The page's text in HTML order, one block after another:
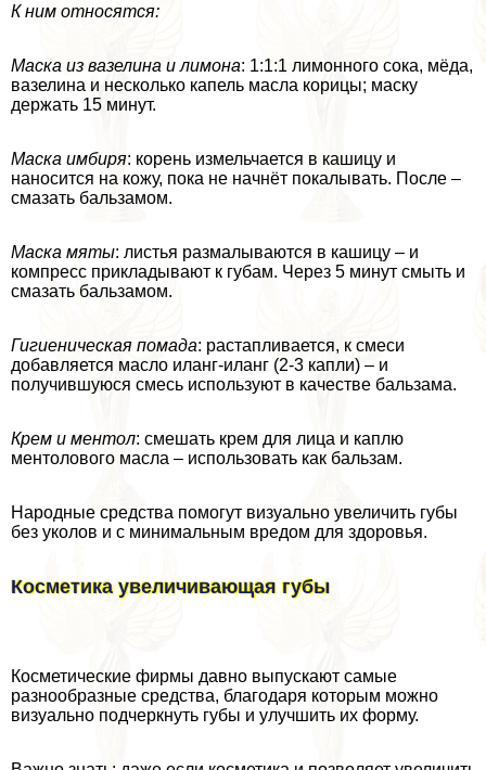
К ним относятся:
Маска из вазелина и лимона: 1:1:1 лимонного сока, мёда,
вазелина и несколько капель масла корицы; маску
держать 15 минут.
Маска имбиря: корень измельчается в кашицу и
наносится на кожу, пока не начнёт покалывать. После –
смазать бальзамом.
Маска мяты: листья размалываются в кашицу – и
компресс прикладывают к губам. Через 5 минут смыть и
смазать бальзамом.
Гигиеническая помада: растапливается, к смеси
добавляется масло иланг-иланг (2-3 капли) – и
получившуюся смесь используют в качестве бальзама.
Крем и ментол: смешать крем для лица и каплю
ментолового масла – использовать как бальзам.
Народные средства помогут визуально увеличить губы
без уколов и с минимальным вредом для здоровья.
Косметика увеличивающая губы
Косметические фирмы давно выпускают самые
разнообразные средства, благодаря которым можно
визуально подчеркнуть губы и улучшить их форму.